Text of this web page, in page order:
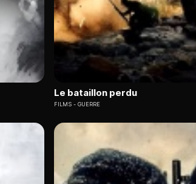
Le bataillon perdu
FILMS GUERRE